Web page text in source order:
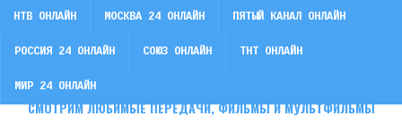
СМОТРИМ ЛЮБИМЫЕ ПЕРЕДАЧИ, ФИЛЬМЫ И МУЛЬТФИЛЬМЫ
НТВ ОНЛАЙН МОСКВА 24 ОНЛАЙН ПЯТЫЙ КАНАЛ ОНЛАЙН
РОССИЯ 24 ОНЛАЙН СОЮЗ ОНЛАЙН ТНТ ОНЛАЙН
МИР 24 ОНЛАЙН